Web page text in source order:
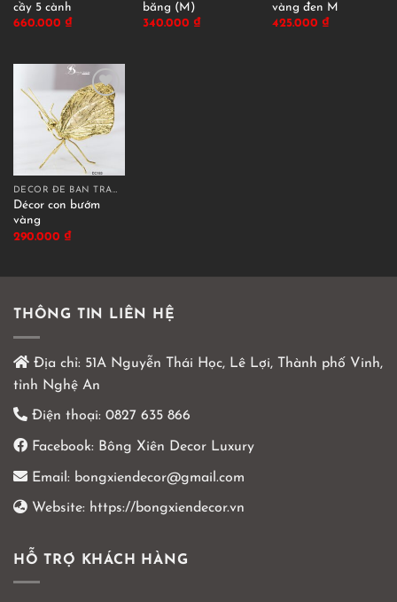
cầy 5 cành
660.000 ₫
băng (M)
340.000 ₫
vàng đen M
425.000 ₫
DECOR ĐỂ BÀN TRANG TRÍ
Décor con bướm
vàng
290.000 ₫
THÔNG TIN LIÊN HỆ
Địa chỉ: 51A Nguyễn Thái Học, Lê Lợi, Thành phố Vinh,
tỉnh Nghệ An
Điện thoại: 0827 635 866
Facebook: Bông Xiên Decor Luxury
Email: bongxiendecor@gmail.com
Website: https://bongxiendecor.vn
HỖ TRỢ KHÁCH HÀNG